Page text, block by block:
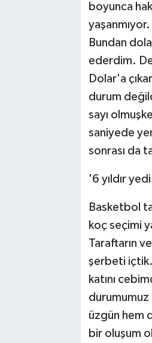
boyunca
Bundan
ederdim.
Dolar'a
durum
sayı
saniyede
sonrası da
'6 yıldır
Basketbol
koç seçimi
Taraftarın
şerbeti içtik.
katını
durumumuz
üzgün hem
bir oluşum